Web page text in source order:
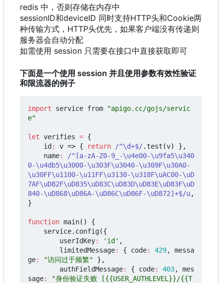
redis 中，否则存储在内存中
sessionID和deviceID 同时支持HTTP头和Cookie两
种传输方式 ， HTTP头优先 ， 如果客户端没有传递则
服务器会自动分配
如需使用 session 只需要在接口中直接获取即可
下面是一个使用 session 并且使用参数有效性验证
和限流器的例子
import service from
"apigo.cc/gojs/servic
e"
let verifies = {
id : v => { return /^\d+$/. test (v)
},
name:
/^[a-zA-Z0-9_-\u4e00-\u9fa5\u340
0-\u4db5\u3000-\u303F\u3040-\u309F\u30A0-
\u30FF\u1100-\u11FF\u3130-\u318F\uAC00-\uD
7AF\uD82F\uD835\uD83C\uD83D\uD83E\uD83F\uD
840-\uD868\uD86A-\uD86C\uD86F-\uD872]+$/u,
}
function main()
{
service. config({
userIdKey: 'id' ,
limitedMessage: { code: 429,
messa
ge: "访问过于频繁"
},
authFieldMessage: { code: 403,
mes
sage:
"身份验证失败 [{{USER_AUTHLEVEL}}/{{T